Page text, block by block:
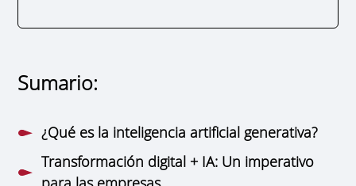
Sumario:
¿Qué es la inteligencia artificial generativa?
Transformación digital + IA: Un imperativo